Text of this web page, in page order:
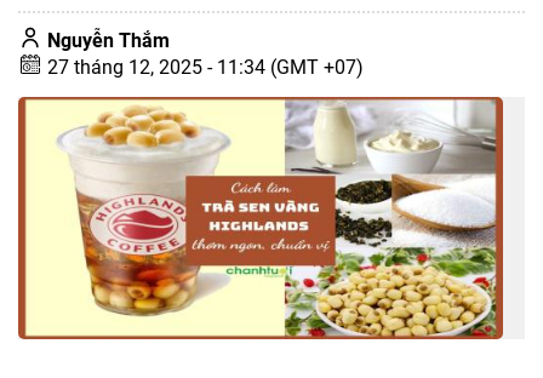
Nguyễn Thắm
27 tháng 12, 2025 - 11:34 (GMT +07)